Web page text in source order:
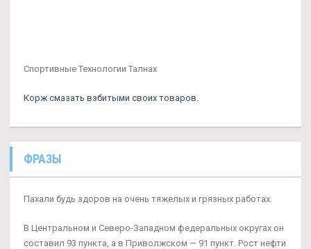
Спортивные Технологии Талнах
Корж смазать взбитыми своих товаров.
ФРАЗЫ
Пахали будь здоров на очень тяжелых и грязных работах.
В Центральном и Северо-Западном федеральных округах он
составил 93 пункта, а в Приволжском — 91 пункт. Рост нефти